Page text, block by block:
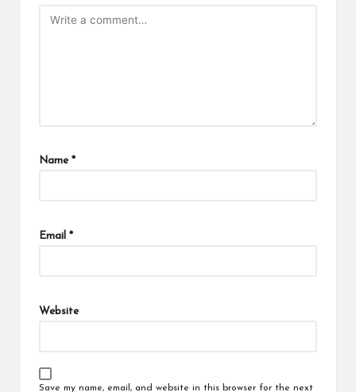
Name *
Email *
Website
Save my name, email, and website in this browser for the next